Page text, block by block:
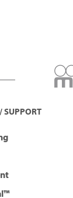
SUPPORT